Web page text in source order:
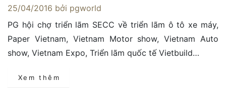
25/04/2016 bởi pgworld
PG hội chợ triển lãm SECC về triển lãm ô tô xe máy,
Paper Vietnam, Vietnam Motor show, Vietnam Auto
show, Vietnam Expo, Triển lãm quốc tế Vietbuild…
Xem thêm